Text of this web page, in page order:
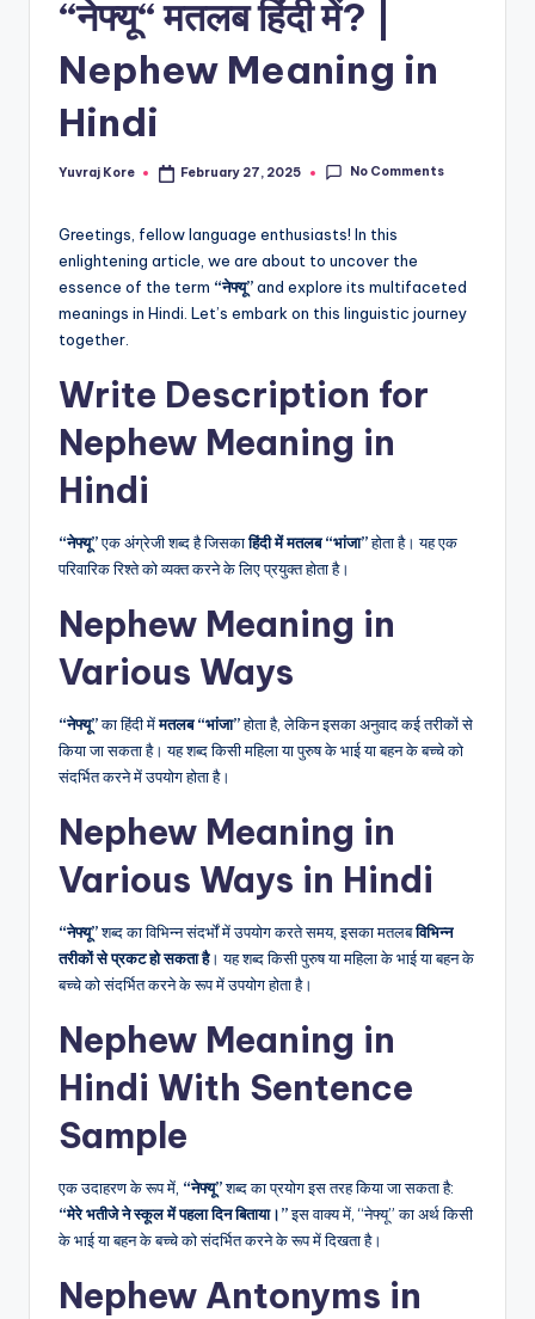
“नेफ्यू“ मतलब हिंदी में? |
Nephew Meaning in
Hindi
Posted
Yuvraj Kore February 27, 2025 No Comments
Greetings, fellow language enthusiasts! In this
enlightening article, we are about to uncover the
essence of the term “नेफ्यू”and explore its multifaceted
meanings in Hindi. Let’s embark on this linguistic journey
together.
Write Description for
Nephew Meaning in
Hindi
“नेफ्यू”एक अंग्रेजी शब्द है जिसकाहिंदी में मतलब “भांजा”होता है। यह एक
परिवारिक रिश्ते को व्यक्त करने के लिए प्रयुक्त होता है।
Nephew Meaning in
Various Ways
“नेफ्यू”का हिंदी मेंमतलब “भांजा”होता है, लेकिन इसका अनुवाद कई तरीकों से
किया जा सकता है। यह शब्द किसी महिला या पुरुष के भाई या बहन के बच्चे को
संदर्भित करने में उपयोग होता है।
Nephew Meaning in
Various Ways in Hindi
“नेफ्यू”शब्द का विभिन्न संदर्भों में उपयोग करते समय, इसका मतलबविभिन्न
तरीकों से प्रकट हो सकता है। यह शब्द किसी पुरुष या महिला के भाई या बहन के
बच्चे को संदर्भित करने के रूप में उपयोग होता है।
Nephew Meaning in
Hindi With Sentence
Sample
एक उदाहरण के रूप में, “नेफ्यू”शब्द का प्रयोग इस तरह किया जा सकता है:
“मेरे भतीजे ने स्कूल में पहला दिन बिताया।”इस वाक्य में, “नेफ्यू” का अर्थ किसी
के भाई या बहन के बच्चे को संदर्भित करने के रूप में दिखता है।
Nephew Antonyms in